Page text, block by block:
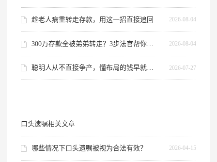
趁老人病重转走存款，用这一招直接追回 2026-08-04
2026-08-04
聪明人从不直接争产，懂布局的钱早就到手了 2026-07-27
口头遗嘱相关文章
哪些情况下口头遗嘱被视为合法有效？ 2026-04-15